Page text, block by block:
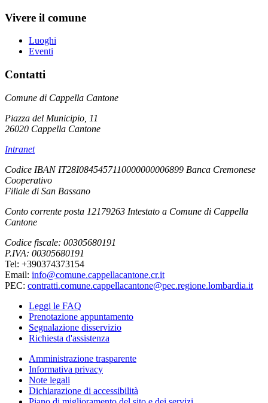
Vivere il comune
Luoghi
Eventi
Contatti
Comune di Cappella Cantone
Piazza del Municipio, 11
26020 Cappella Cantone
Intranet
Codice IBAN IT28I0845457110000000006899 Banca Cremonese
Cooperativo
Filiale di San Bassano
Conto corrente posta 12179263 Intestato a Comune di Cappella
Cantone
Codice fiscale: 00305680191
P.IVA: 00305680191
Tel: +390374373154
Email: info@comune.cappellacantone.cr.it
PEC: contratti.comune.cappellacantone@pec.regione.lombardia.it
Leggi le FAQ
Prenotazione appuntamento
Segnalazione disservizio
Richiesta d'assistenza
Amministrazione trasparente
Informativa privacy
Note legali
Dichiarazione di accessibilità